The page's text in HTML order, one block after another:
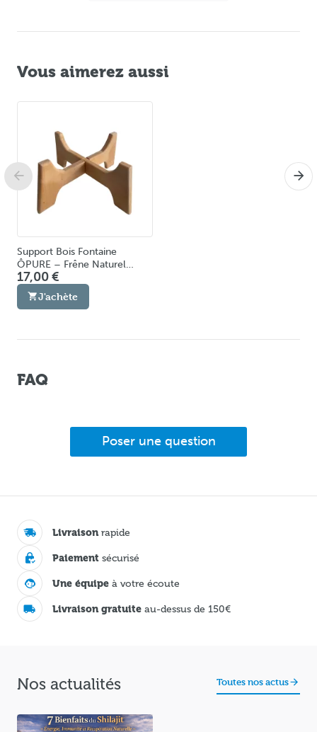
Vous aimerez aussi
Support Bois Fontaine
ÔPURE – Frêne Naturel
Fabriqué en Europe
17,00 €
J'achète
Miswak Naturel Bois d’Arak
Hygiène Buccale Naturelle
Pack Énergie Durable
ECOREVOLT – 8 piles
+ 4 AA)
J'achète
FAQ
Poser une question
Livraisonrapide
Paiement sécurisé
Une équipe à votre écoute
Livraison gratuite au-dessus de 150€
Nos actualités Toutes nos actus